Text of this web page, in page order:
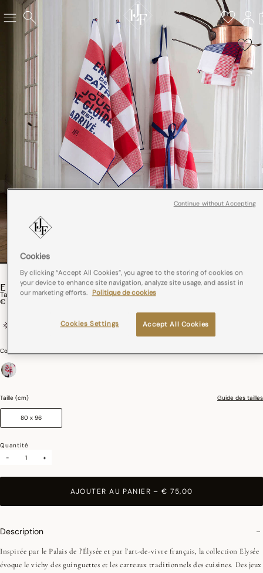
ELYSÉE
Tablier Elysée Coton
€ 75,00
France
Couleurs :
Taille (cm) Guide des tailles
80 x 96
Quantité
-
+
AJOUTER AU PANIER–€ 75,00
Description
Inspirée par le Palais de l'Élysée et par l'art-de-vivre français, la collection Elysée
évoque le vichy des guinguettes et les carreaux traditionnels des cuisines. Des jeux
Cookies
By clicking “Accept All Cookies”, you agree to the storing of cookies on
your device to enhance site navigation, analyze site usage, and assist in
our marketing efforts. Politique de cookies
Accept All Cookies
Cookies Settings
Continue without Accepting